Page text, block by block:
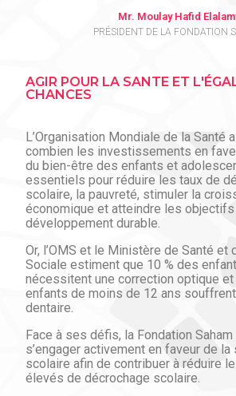
Mr. Moulay Hafid
PRÉSIDENT DE LA FONDATION
AGIR POUR LA SANTE ET
CHANCES
L’Organisation Mondiale de la Santé
combien les investissements en
du bien-être des enfants et
essentiels pour réduire les taux de
scolaire, la pauvreté, stimuler la
économique et atteindre les
développement durable.
Or, l’OMS et le Ministère de Santé et
Sociale estiment que 10 % des
nécessitent une correction optique et
enfants de moins de 12 ans
dentaire.
Face à ses défis, la Fondation
s’engager activement en faveur de la
scolaire afin de contribuer à réduire
élevés de décrochage scolaire.